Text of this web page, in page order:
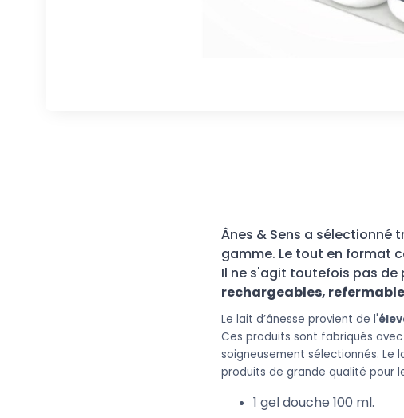
Ânes & Sens a sélectionné
gamme. Le tout en format
Il ne s'agit toutefois pas de
rechargeables,
Le lait d’ânesse provient de l'
Ces produits sont fabriqués
soigneusement sélectionnés. Le
produits de grande qualité pour
1 gel douche 100 ml.